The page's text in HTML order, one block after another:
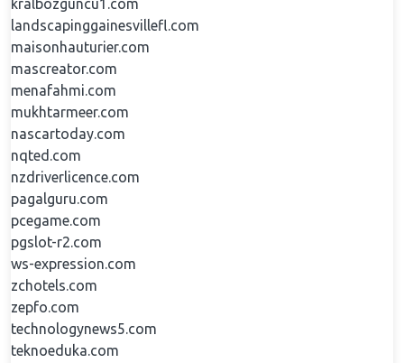
kralbozguncu1.com
landscapinggainesvillefl.com
maisonhauturier.com
mascreator.com
menafahmi.com
mukhtarmeer.com
nascartoday.com
nqted.com
nzdriverlicence.com
pagalguru.com
pcegame.com
pgslot-r2.com
ws-expression.com
zchotels.com
zepfo.com
technologynews5.com
teknoeduka.com